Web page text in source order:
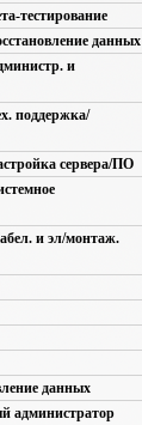
тестирование
данных
и
поддержка/
сервера/ПО
и эл/монтаж.
данных
администратор